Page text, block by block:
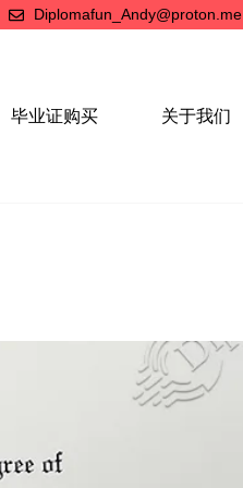
Diplomafun_Andy@proton.me
毕业证购买 关于我们